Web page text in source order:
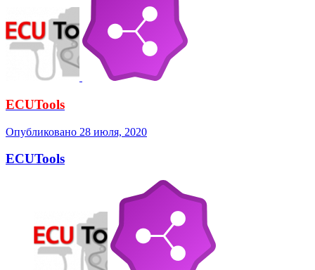
ECUTools
Опубликовано 28 июля, 2020
ECUTools